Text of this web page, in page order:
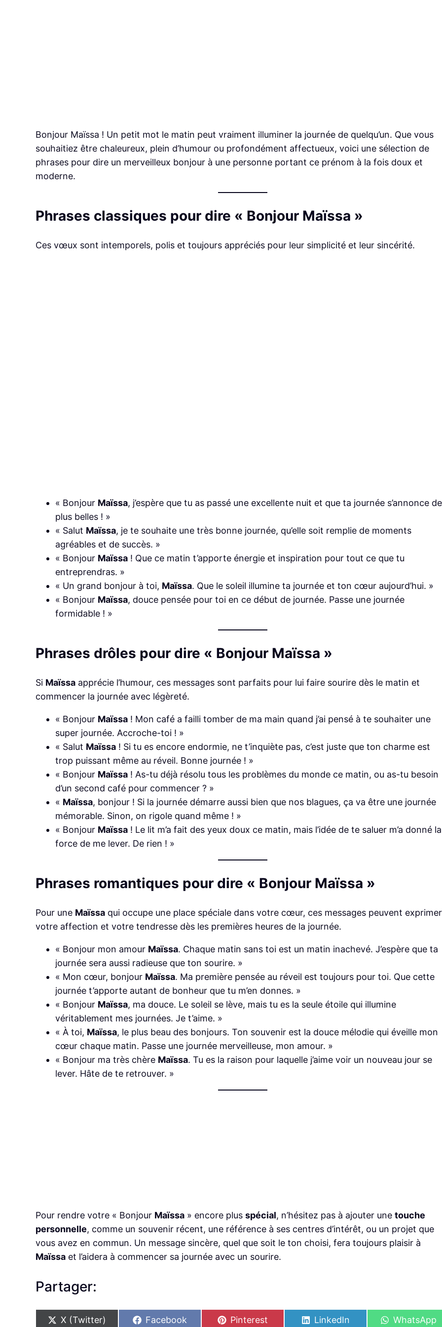
Bonjour Maïssa ! Un petit mot le matin peut vraiment illuminer la journée de quelqu’un. Que vous
souhaitiez être chaleureux, plein d’humour ou profondément affectueux, voici une sélection de
phrases pour dire un merveilleux bonjour à une personne portant ce prénom à la fois doux et
moderne.
Phrases classiques pour dire « Bonjour Maïssa »
Ces vœux sont intemporels, polis et toujours appréciés pour leur simplicité et leur sincérité.
« Bonjour Maïssa, j’espère que tu as passé une excellente nuit et que ta journée s’annonce
plus belles ! »
« Salut Maïssa, je te souhaite une très bonne journée, qu’elle soit remplie de moments
agréables et de succès. »
« Bonjour Maïssa ! Que ce matin t’apporte énergie et inspiration pour tout ce que tu
entreprendras. »
« Un grand bonjour à toi, Maïssa. Que le soleil illumine ta journée et ton cœur aujourd’hui. »
« Bonjour Maïssa, douce pensée pour toi en ce début de journée. Passe une journée
formidable ! »
Phrases drôles pour dire « Bonjour Maïssa »
Si Maïssa apprécie l’humour, ces messages sont parfaits pour lui faire sourire dès le matin et
commencer la journée avec légèreté.
« Bonjour Maïssa ! Mon café a failli tomber de ma main quand j’ai pensé à te souhaiter une
super journée. Accroche-toi ! »
« Salut Maïssa ! Si tu es encore endormie, ne t’inquiète pas, c’est juste que ton charme est
trop puissant même au réveil. Bonne journée ! »
« Bonjour Maïssa ! As-tu déjà résolu tous les problèmes du monde ce matin, ou as-tu besoin
d’un second café pour commencer ? »
« Maïssa, bonjour ! Si la journée démarre aussi bien que nos blagues, ça va être une journée
mémorable. Sinon, on rigole quand même ! »
« Bonjour Maïssa ! Le lit m’a fait des yeux doux ce matin, mais l’idée de te saluer m’a donné la
force de me lever. De rien ! »
Phrases romantiques pour dire « Bonjour Maïssa »
Pour une Maïssa qui occupe une place spéciale dans votre cœur, ces messages peuvent exprimer
votre affection et votre tendresse dès les premières heures de la journée.
« Bonjour mon amour Maïssa. Chaque matin sans toi est un matin inachevé. J’espère que ta
journée sera aussi radieuse que ton sourire. »
« Mon cœur, bonjour Maïssa. Ma première pensée au réveil est toujours pour toi. Que cette
journée t’apporte autant de bonheur que tu m’en donnes. »
« Bonjour Maïssa, ma douce. Le soleil se lève, mais tu es la seule étoile qui illumine
véritablement mes journées. Je t’aime. »
« À toi, Maïssa, le plus beau des bonjours. Ton souvenir est la douce mélodie qui éveille mon
cœur chaque matin. Passe une journée merveilleuse, mon amour. »
« Bonjour ma très chère Maïssa. Tu es la raison pour laquelle j’aime voir un nouveau jour se
lever. Hâte de te retrouver. »
Pour rendre votre « Bonjour Maïssa » encore plus spécial, n’hésitez pas à ajouter une touche
personnelle, comme un souvenir récent, une référence à ses centres d’intérêt, ou un projet que
vous avez en commun. Un message sincère, quel que soit le ton choisi, fera toujours plaisir à
Maïssa et l’aidera à commencer sa journée avec un sourire.
Partager:
S
X (Twitter)
S
Facebook
S
Pinterest
SLinkedIn
S
WhatsApp